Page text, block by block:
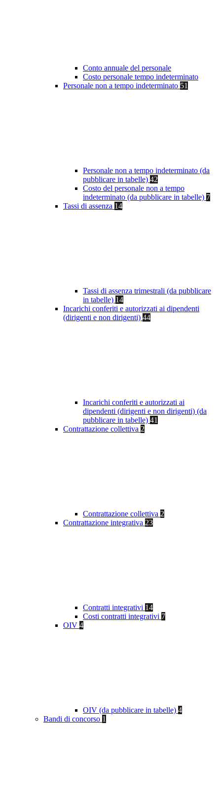
Conto annuale del personale
Costo personale tempo indeterminato
Personale non a tempo indeterminato 51
Personale non a tempo indeterminato (da
pubblicare in tabelle) 42
Costo del personale non a tempo
indeterminato (da pubblicare in tabelle) 7
Tassi di assenza 14
Tassi di assenza trimestrali (da pubblicare
in tabelle) 14
Incarichi conferiti e autorizzati ai dipendenti
(dirigenti e non dirigenti) 44
Incarichi conferiti e autorizzati ai
dipendenti (dirigenti e non dirigenti) (da
pubblicare in tabelle) 41
Contrattazione collettiva 2
Contrattazione collettiva 2
Contrattazione integrativa 23
Contratti integrativi 14
Costi contratti integrativi 7
OIV 4
OIV (da pubblicare in tabelle) 4
Bandi di concorso 1